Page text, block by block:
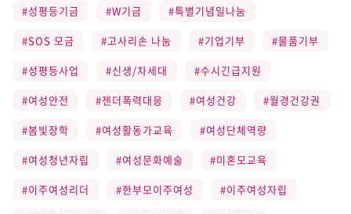
#성평등기금 #W기금
#특별기념일나눔
#SOS 모금
#고사리손 나눔 #기업기부
#물품기부
#성평등사업
#신생/차세대
#수시긴급지원
#여성안전
#젠더폭력대응 #여성건강
#월경건강권
#봄빛장학
#여성활동가교육
#여성단체역량
#여성청년자립
#여성문화예술
#미혼모교육
#이주여성리더
#한부모이주여성
#이주여성자립